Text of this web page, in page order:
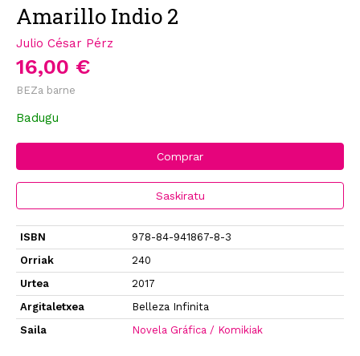
Amarillo Indio 2
Julio César Pérz
16,00 €
BEZa barne
Badugu
Comprar
Saskiratu
ISBN
978-84-941867-8-3
Orriak
240
Urtea
2017
Argitaletxea
Belleza Infinita
Saila
Novela Gráfica / Komikiak